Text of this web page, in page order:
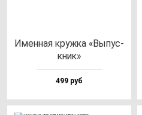
Имен­ная круж­ка «Выпус­
кник»
499 руб